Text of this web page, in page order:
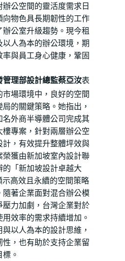
公空間的靈活度需求日
物色具長期韌性的工作
公室升級趨勢。現今租
人為本的辦公環境，期
與員工身心健康，鞏固
理部設計總監蔡亞汝表
場環境中，良好的空間
的關鍵策略。她指出，
名外商半導體公司完成其
專案，針對兩層辦公空
計，有效提升整體坪效與
獲由新加坡室內設計聯
的「新加坡設計卓越大
示高效且永續的空間策略
著企業面對混合辦公模
力加劇，台灣企業對於
效率的需求持續增加。
以人為本的設計思維，
，也有助於支持企業留
。